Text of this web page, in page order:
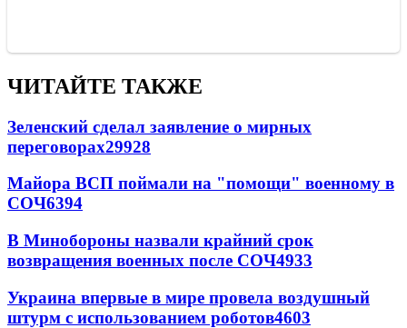
ЧИТАЙТЕ ТАКЖЕ
Зеленский сделал заявление о мирных
переговорах29928
Майора ВСП поймали на "помощи" военному в
СОЧ6394
В Минобороны назвали крайний срок
возвращения военных после СОЧ4933
Украина впервые в мире провела воздушный
штурм с использованием роботов4603